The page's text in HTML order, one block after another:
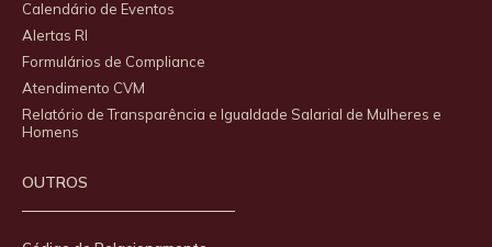
Calendário de Eventos
Alertas RI
Formulários de Compliance
Atendimento CVM
Relatório de Transparência e Igualdade Salarial de Mulheres e
Homens
OUTROS